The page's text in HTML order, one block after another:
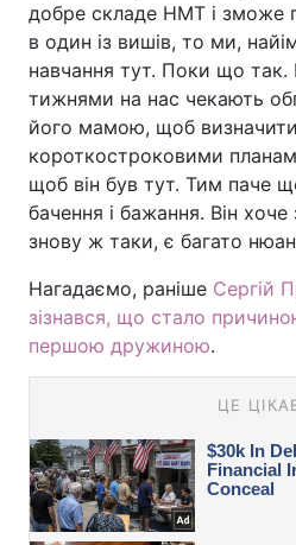
добре складе НМТ і зможе
в один із вишів, то ми,
навчання тут. Поки що
тижнями на нас чекають
його мамою, щоб
короткостроковими
щоб він був тут. Тим паче
бачення і бажання. Він
знову ж таки, є багато
Нагадаємо, раніше Сергій
зізнався, що стало
першою дружиною.